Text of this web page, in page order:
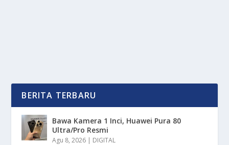
BERITA TERBARU
Bawa Kamera 1 Inci, Huawei Pura 80
Ultra/Pro Resmi
Agu 8, 2026 | DIGITAL